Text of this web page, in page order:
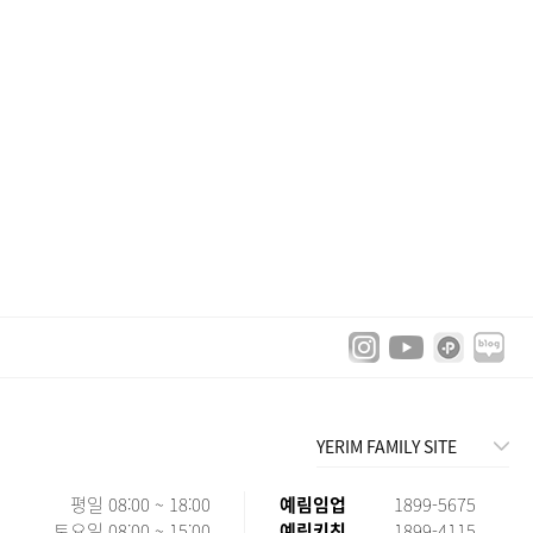
YERIM FAMILY SITE
평일 08:00 ~ 18:00
예림임업
1899-5675